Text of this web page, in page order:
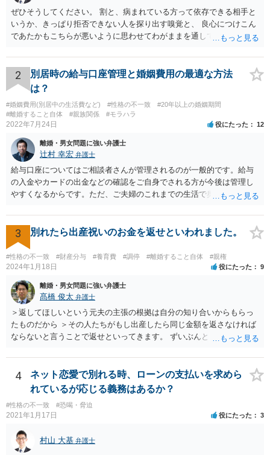
ぜひそうしてください。 割と、病まれている方って依存できる相手と
いうか、きっぱり拒否できない人を探り出す嗅覚と、 良心につけこん
であたかもこちらが悪いように思わせてわがままを通してくる力がす
いのがおすすめです。 二人だけの密室で好き勝手していても、割と弁
護士とか警察が関与すると しゅんとする人が多いです。
2
別居時の給与口座管理と婚姻費用の最適な方法
は？
#婚姻費用(別居中の生活費など) #性格の不一致
#20年以上の婚姻期間
#離婚すること自体
#親族関係 #モラハラ
2022年7月24日 役にたった 12
離婚・男女問題に強い弁護士
辻村 幸宏 弁護士
給与口座についてはご相談者さんが管理されるのが一般的です。給与
の入金やカードの出金などの確認をご自身でされる方が今後は管理し
やすくなるからです。ただ、ご夫婦のこれまでの生活で奥様が管理さ
しても構わないとは思います。 隠し財産といっても、収入は給与だけ
で隠しようがないでしょうし、今わかっていない財産がないのであれ
ば別居後に新たな財産ができてもお互いに分与を主張できないことに
はなりますので杞憂ということになろうかと思います。 婚姻費用を渡
さないというおそれを奥様が抱くのはやむない面もあるとは思います
が、ここは信じていただくしかないですし、婚姻費用の金額の合意が
できるかどうかの方が重要だと思います（合意できなれば納得した金
額をもらえないという意味では、奥様の不満は残るからです）。 特別
経費という問題はあるのですが、一般には、収入から婚姻費用は定め
られ、全ての生活費が入っていると見ます。奥様の利益のために支払
っている費用については、婚姻費用から引くことも相当だと思いま
3 別れたら出産祝いのお金を返せといわれました。
#性格の不一致 #財産分与 #養育費 #調停 #離婚すること自体 #親権
2024年1月18日 役にたった 9
離婚・男女問題に強い弁護士
髙橋 俊太 弁護士
＞返してほしいという元夫の主張の根拠は自分の知り合いからもらっ
たものだから ＞その人たちがもし出産したら同じ金額を返さなければ
ならないと言うことで返せといってきます。 ずいぶんとトリッキーな
さなければならない】ということですが、元夫がご友人に出産祝いを
贈る場合、その意味合いは贈与・お祝いであって返礼（≒内祝い）で
はないはずです。（というより、返礼義務履行のような意味合いだと
したら、出産祝いを受け取る側も気持ちの問題として嫌なのではない
でしょうか。） いずれにしましても、貴方に返還義務はないので応じ
る必要はありません。あまりにしつこいようであれば、弁護士から内
容証明などで通知すれば止まるのではないかと思います。
4
ネット恋愛で別れる時、ローンの支払いを求めら
れているが応じる義務はあるか？
#性格の不一致 #恐喝・脅迫
2021年1月17日 役にたった 3
村山 大基 弁護士